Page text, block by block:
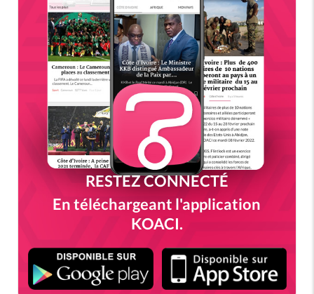
RESTEZ CONNECTÉ
En téléchargeant l'application
KOACI.